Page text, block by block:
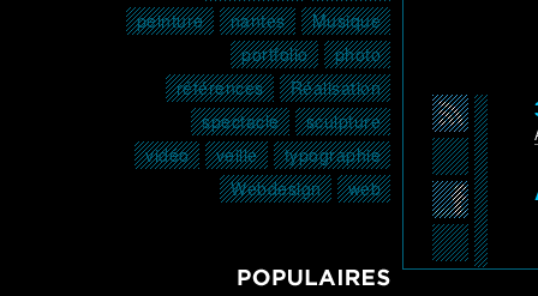
Musique
nantes
peinture
photo
portfolio
Réalisation
références
sculpture
spectacle
typographie
veille
vidéo
web
Webdesign
POPULAIRES3